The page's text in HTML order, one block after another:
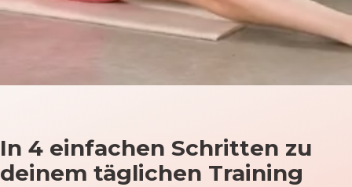
In 4 einfachen Schritten zu
deinem täglichen Training